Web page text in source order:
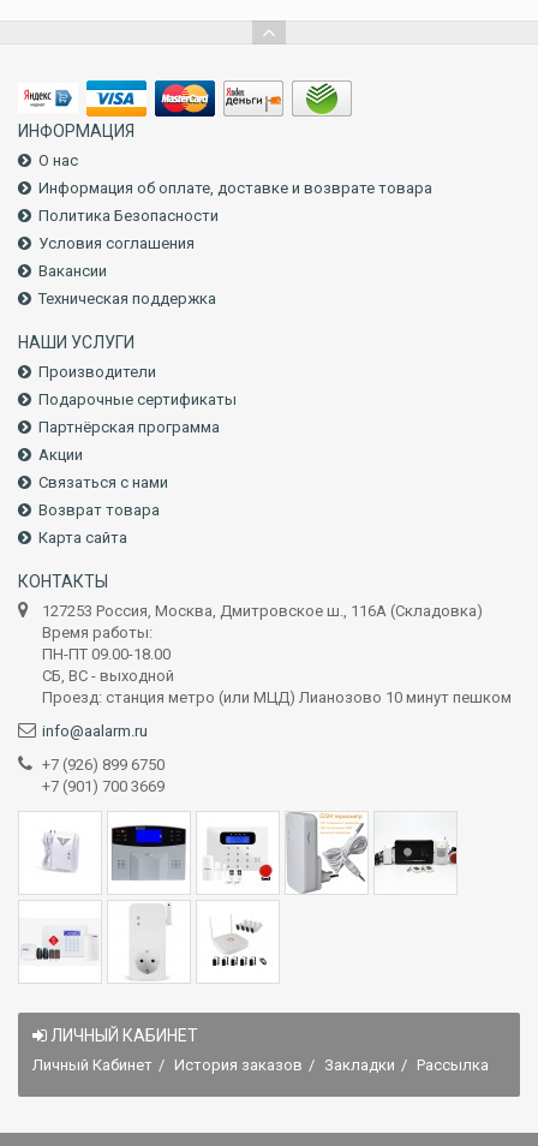
ИНФОРМАЦИЯ
О нас
Информация об оплате, доставке и возврате товара
Политика Безопасности
Условия соглашения
Вакансии
Техническая поддержка
НАШИ УСЛУГИ
Производители
Подарочные сертификаты
Партнёрская программа
Акции
Связаться с нами
Возврат товара
Карта сайта
КОНТАКТЫ
127253 Россия, Москва, Дмитровское ш., 116А (Складовка)
Время работы:
ПН-ПТ 09.00-18.00
СБ, ВС - выходной
Проезд: станция метро (или МЦД) Лианозово 10 минут пешком
info@aalarm.ru
+7 (926) 899 6750
+7 (901) 700 3669
ЛИЧНЫЙ КАБИНЕТ
Личный Кабинет История заказов Закладки Рассылка